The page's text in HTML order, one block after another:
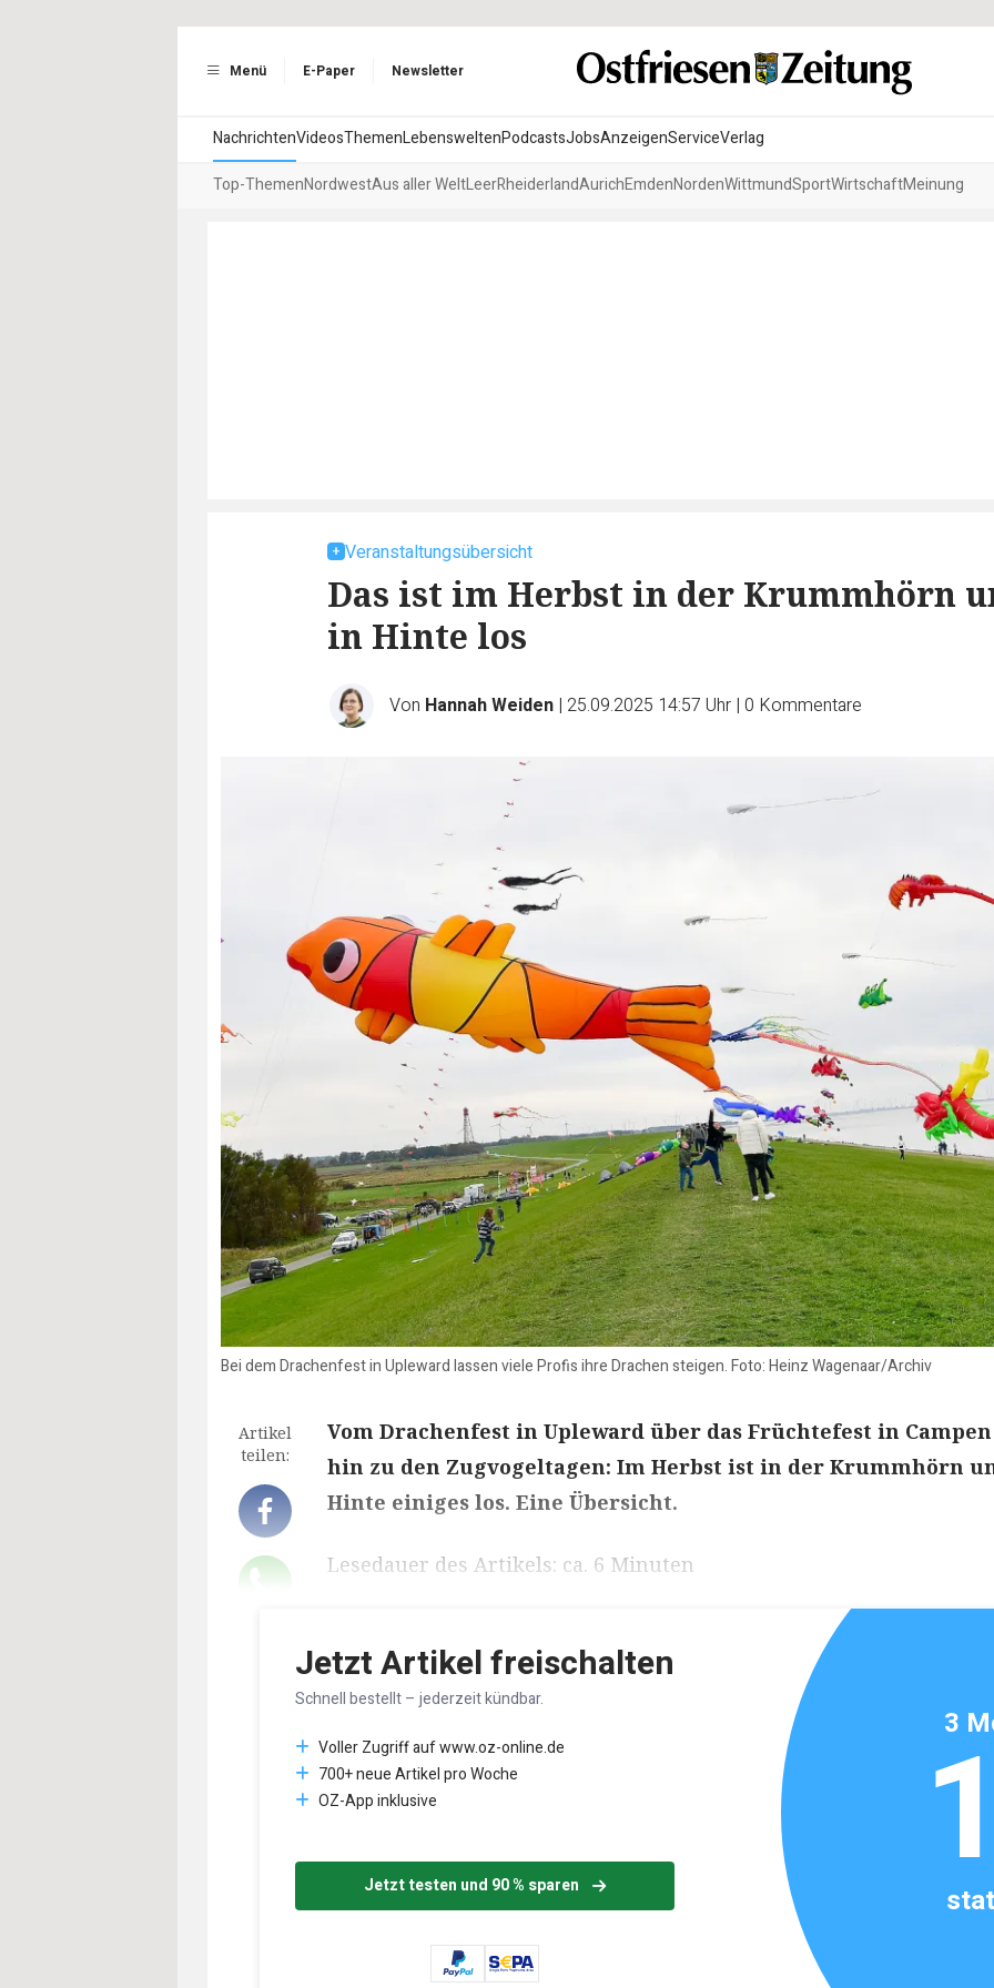
Menü E-Paper Newsletter
NachrichtenVideosThemenLebensweltenPodcastsJobsAnzeigenServiceVerlag
Top-ThemenNordwestAus aller WeltLeerRheiderlandAurichEmdenNordenWittmundSportWirtschaftMeinung
Veranstaltungsübersicht
Das ist im Herbst in der Krummhörn
in Hinte los
Von Hannah Weiden | 25.09.2025 14:57 Uhr | 0 Kommentare
Bei dem Drachenfest in Upleward lassen viele Profis ihre Drachen steigen. Foto: Heinz Wagenaar/Archiv
Artikel
teilen:
Vom Drachenfest in Upleward über das Früchtefest in
hin zu den Zugvogeltagen: Im Herbst ist in der Krummhörn
Hinte einiges los. Eine Übersicht.
Lesedauer des Artikels: ca. 6 Minuten
Jetzt Artikel freischalten
Schnell bestellt – jederzeit kündbar.
Voller Zugriff auf www.oz-online.de
700+ neue Artikel pro Woche
OZ-App inklusive
Jetzt testen und 90 % sparen
3